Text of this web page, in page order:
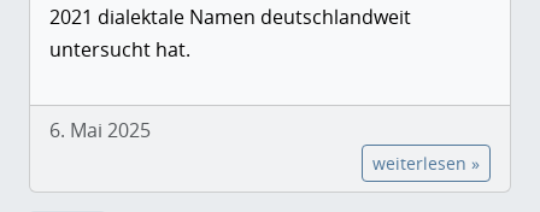
2021 dialektale Namen deutschlandweit
untersucht hat.
6. Mai 2025
weiterlesen »